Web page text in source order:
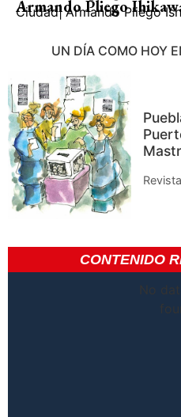
Armando Pliego
Ciudad| Armando Pliego
UN DÍA COMO HOY
CONTENIDO
No